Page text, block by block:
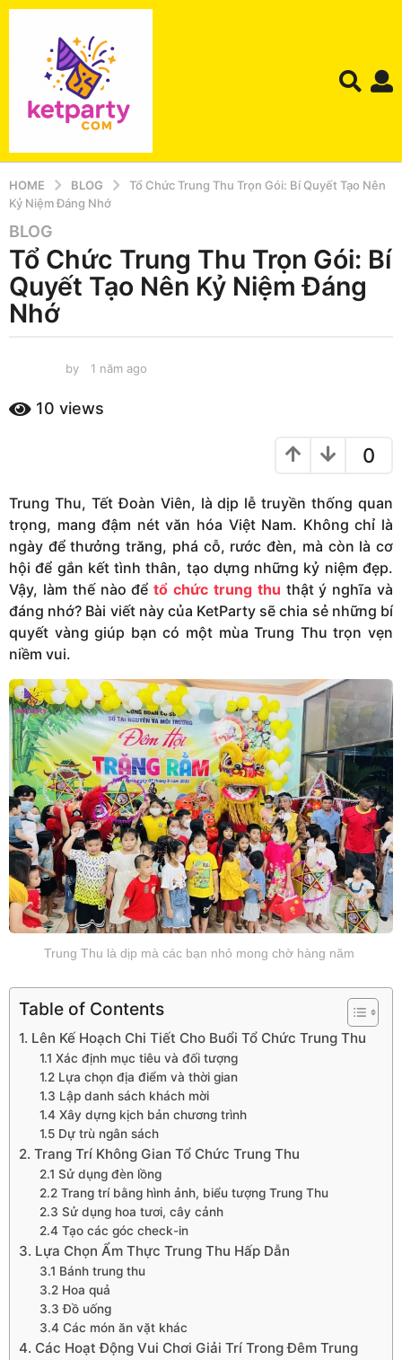
HOME BLOG
Tổ Chức Trung Thu Trọn Gói: Bí Quyết Tạo Nên
Kỷ Niệm Đáng Nhớ
1
n
ă
m
a
n
o
BLOG
Tổ Chức Trung Thu Trọn Gói: Bí
Quyết Tạo Nên Kỷ Niệm Đáng
Nhớ
by 1 năm ago
10 views
0
Trung Thu, Tết Đoàn Viên, là dịp lễ truyền thống quan
trọng, mang đậm nét văn hóa Việt Nam. Không chỉ là
ngày để thưởng trăng, phá cỗ, rước đèn, mà còn là cơ
hội để gắn kết tình thân, tạo dựng những kỷ niệm đẹp.
Vậy, làm thế nào đểtổ chức trung thu thật ý nghĩa và
đáng nhớ? Bài viết này của KetParty sẽ chia sẻ những bí
quyết vàng giúp bạn có một mùa Trung Thu trọn vẹn
niềm vui.
Trung Thu là dịp mà các bạn nhỏ mong chờ hàng năm
Table of Contents
1. Lên Kế Hoạch Chi Tiết Cho Buổi Tổ Chức Trung Thu
1.1 Xác định mục tiêu và đối tượng
1.2 Lựa chọn địa điểm và thời gian
1.3 Lập danh sách khách mời
1.4 Xây dựng kịch bản chương trình
1.5 Dự trù ngân sách
2. Trang Trí Không Gian Tổ Chức Trung Thu
2.1 Sử dụng đèn lồng
2.2 Trang trí bằng hình ảnh, biểu tượng Trung Thu
2.3 Sử dụng hoa tươi, cây cảnh
2.4 Tạo các góc check-in
3. Lựa Chọn Ẩm Thực Trung Thu Hấp Dẫn
3.1 Bánh trung thu
3.2 Hoa quả
3.3 Đồ uống
3.4 Các món ăn vặt khác
4. Các Hoạt Động Vui Chơi Giải Trí Trong Đêm Trung